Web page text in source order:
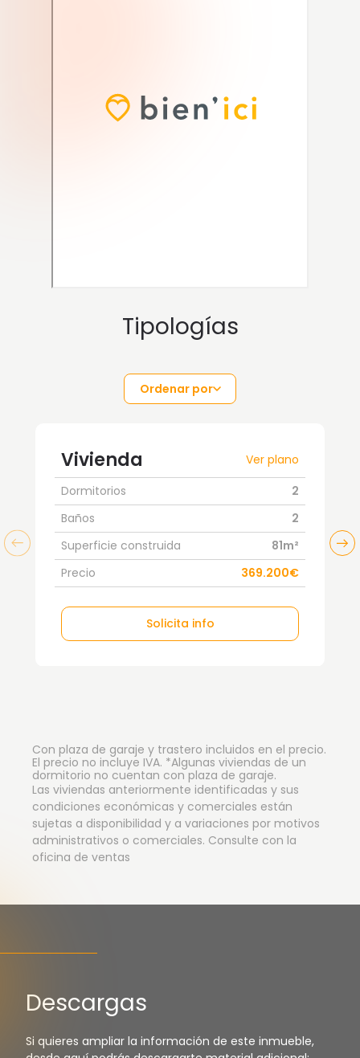
Tipologías
Ordenar por
Vivienda
Ver plano
Dormitorios
2
Baños
2
Superficie construida
81m²
Precio
369.200€
Solicita info
Con plaza de garaje y trastero incluidos en el precio.
El precio no incluye IVA. *Algunas viviendas de un
dormitorio no cuentan con plaza de garaje.
Las viviendas anteriormente identificadas y sus
condiciones económicas y comerciales están
sujetas a disponibilidad y a variaciones por motivos
administrativos o comerciales. Consulte con la
oficina de ventas
Descargas
Si quieres ampliar la información de este inmueble,